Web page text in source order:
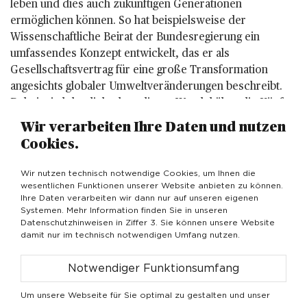
leben und dies auch zukünftigen Generationen
ermöglichen können. So hat beispielsweise der
Wissenschaftliche Beirat der Bundesregierung ein
umfassendes Konzept entwickelt, das er als
Gesellschaftsvertrag für eine große Transformation
angesichts globaler Umweltveränderungen beschreibt.
der Menschen hinweg unmöglich ist. Vielmehr muss ein
gesamtgesellschaftliches Umdenken im Einklang mit
stattfinden.
Soziale Arbeit verfügt über das Know-how dafür – in der
Gemeinwesen- und Bildungsarbeit ebenso wie in der
Einzelfallhilfe und Betriebssozialarbeit. Die Gesellschaft
morgen meistern zu können. Stellt sich nun die Frage, ob
hinsichtlich der Situation Sozialer Arbeit ist: Denn allein
Wir verarbeiten Ihre Daten und nutzen
Cookies.
Wir nutzen technisch notwendige Cookies, um Ihnen die
wesentlichen Funktionen unserer Website anbieten zu können.
Ihre Daten verarbeiten wir dann nur auf unseren eigenen
Systemen. Mehr Information finden Sie in unseren
Datenschutzhinweisen in Ziffer 3. Sie können unsere Website
damit nur im technisch notwendigen Umfang nutzen.
Notwendiger Funktionsumfang
Um unsere Webseite für Sie optimal zu gestalten und unser